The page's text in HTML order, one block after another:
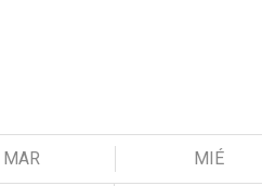
MAR MIÉ